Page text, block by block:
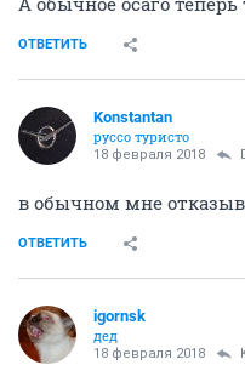
ОТВЕТИТЬ
Konstantan
руссо туристо
18 февраля 2018
в обычном мне
ОТВЕТИТЬ
igornsk
дед
18 февраля 2018